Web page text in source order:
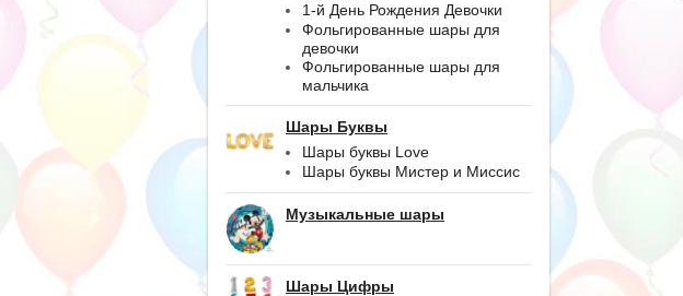
1-й День Рождения Девочки
Фольгированные шары для
девочки
Фольгированные шары для
мальчика
Шары Буквы
Шары буквы Love
Шары буквы Мистер и Миссис
Музыкальные шары
Шары Цифры